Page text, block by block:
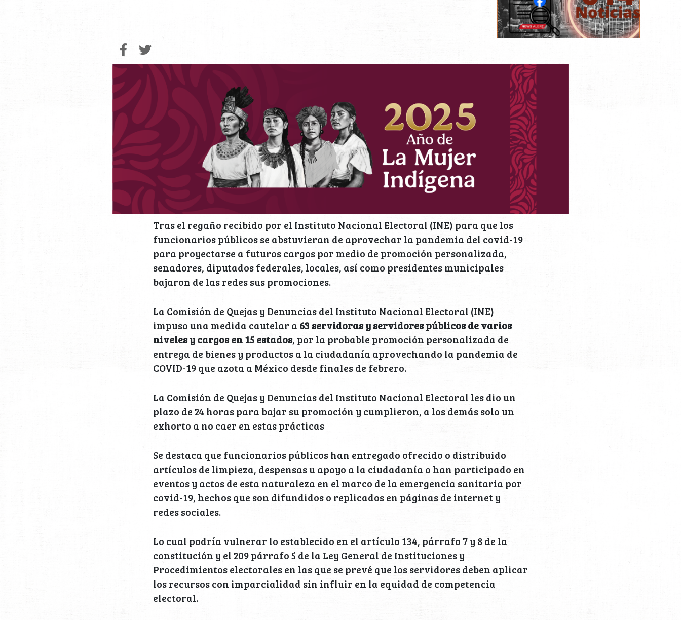
Tras el regaño recibido por el Instituto Nacional Electoral (INE) para que los
funcionarios públicos se abstuvieran de aprovechar la pandemia del covid-19
para proyectarse a futuros cargos por medio de promoción personalizada,
senadores, diputados federales, locales, así como presidentes municipales
bajaron de las redes sus promociones.
La Comisión de Quejas y Denuncias del Instituto Nacional Electoral (INE)
impuso una medida cautelar a 63 servidoras y servidores públicos de varios
niveles y cargos en 15 estados, por la probable promoción personalizada de
entrega de bienes y productos a la ciudadanía aprovechando la pandemia de
COVID-19 que azota a México desde finales de febrero.
La Comisión de Quejas y Denuncias del Instituto Nacional Electoral les dio un
plazo de 24 horas para bajar su promoción y cumplieron, a los demás solo un
exhorto a no caer en estas prácticas
Se destaca que funcionarios públicos han entregado ofrecido o distribuido
artículos de limpieza, despensas u apoyo a la ciudadanía o han participado en
eventos y actos de esta naturaleza en el marco de la emergencia sanitaria por
covid-19, hechos que son difundidos o replicados en páginas de internet y
redes sociales.
Lo cual podría vulnerar lo establecido en el artículo 134, párrafo 7 y 8 de la
constitución y el 209 párrafo 5 de la Ley General de Instituciones y
Procedimientos electorales en las que se prevé que los servidores deben aplicar
los recursos con imparcialidad sin influir en la equidad de competencia
electoral.